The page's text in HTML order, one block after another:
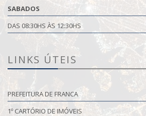
SABADOS
DAS 08:30HS ÀS 12:30HS
LINKS ÚTEIS
PREFEITURA DE FRANCA
1º CARTÓRIO DE IMÓVEIS